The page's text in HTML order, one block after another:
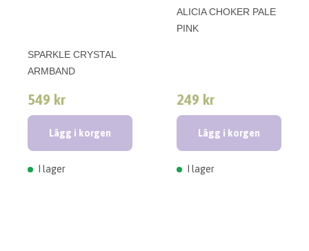
SPARKLE CRYSTAL
ARMBAND
549 kr
Lägg i korgen
I lager
ALICIA CHOKER PALE
PINK
249 kr
Lägg i korgen
I lager